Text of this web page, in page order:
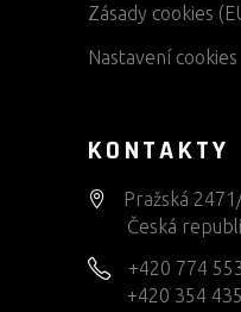
Zásady cookies
Nastavení cookies
KONTAKTY
Pražská
Česká
+420 774
+420 354